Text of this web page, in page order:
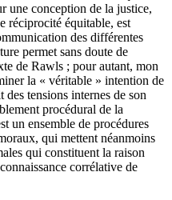
une conception de la justice,
réciprocité équitable, est
des différentes
permet sans doute de
de Rawls ; pour autant, mon
la « véritable » intention de
tensions internes de son
procédural de la
un ensemble de procédures
qui mettent néanmoins
qui constituent la raison
corrélative de